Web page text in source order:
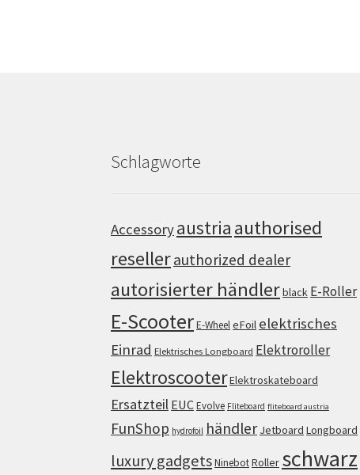
Schlagworte
Accessoryaustria authorised
resellerauthorized dealer
autorisierter händlerblack E-Roller
E-ScooterE-WheeleFoil elektrisches
Einrad Elektrisches Longboard Elektroroller
ElektroscooterElektroskateboard
Ersatzteil EUCEvolve Fliteboard fliteboard austria
FunShop hydrofoil händler Jetboard Longboard
luxury gadgetsNinebotRoller schwarz